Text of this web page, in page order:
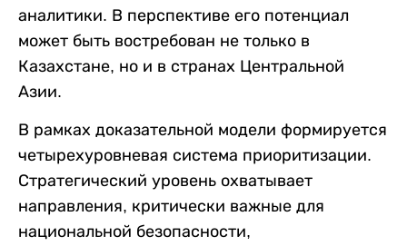
аналитики. В перспективе его потенциал
может быть востребован не только в
Казахстане, но и в странах Центральной
Азии.
В рамках доказательной модели формируется
четырехуровневая система приоритизации.
Стратегический уровень охватывает
направления, критически важные для
национальной безопасности,